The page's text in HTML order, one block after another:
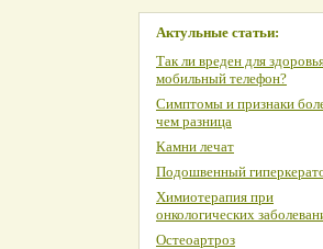
Актульные статьи:
Так ли вреден для
мобильный телефон?
Симптомы и признаки
чем разница
Камни лечат
Подошвенный
Химиотерапия при
онкологических
Остеоартроз